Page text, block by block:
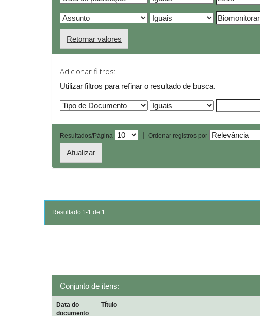
Retornar valores
Adicionar filtros:
Utilizar filtros para refinar o resultado de busca.
Resultados/Página | Ordenar registros por
Resultado 1-1 de 1.
Conjunto de itens:
Data do
documento
Título